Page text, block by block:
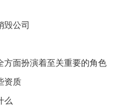
毁公司
方面扮演着至关重要的角色
资质
么